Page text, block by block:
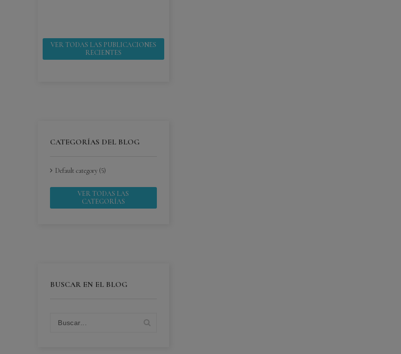
VER TODAS LAS PUBLICACIONES
RECIENTES
CATEGORÍAS DEL BLOG
Default category (5)
VER TODAS LAS
CATEGORÍAS
BUSCAR EN EL BLOG